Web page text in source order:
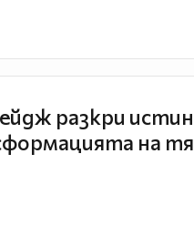
разкри
на